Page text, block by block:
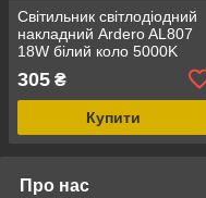
Cвiтильник свiтлодiодний
накладний Ardero AL807
18W білий коло 5000K
305 ₴
Купити
Про нас